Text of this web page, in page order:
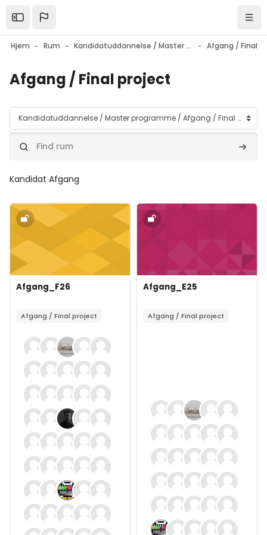
Open the sidebar
Hjem Rum Kandidatuddannelse / Master programme Afgang / Final
Afgang / Final project
Rumkategorier
Find rum Find
Kandidat Afgang
Forsidebillede" Afgang_F26
Forsidebillede
Kursusnavn
Afgang_F26
Afgang / Final project
Forsidebillede" Afgang_E25
Forsidebillede
Kursusnavn
Afgang_E25
Afgang / Final project